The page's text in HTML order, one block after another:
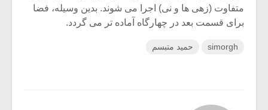
متفاوت (زهی ها و نی) اجرا می شوند. بدین وسیله، فضا
برای قسمت بعد در چهارگاه آماده تر می گردد.
simorgh حمید متبسم